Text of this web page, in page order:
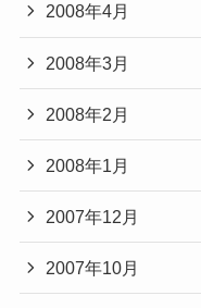
2008年4月
2008年3月
2008年2月
2008年1月
2007年12月
2007年10月